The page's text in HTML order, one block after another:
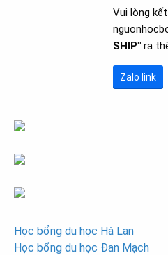
Vui lòng
SHIP" ra
Zalo link
Học bổng du học Hà Lan
Học bổng du học Đan Mạch